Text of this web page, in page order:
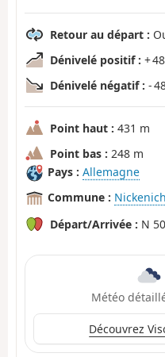
Retour au départ :
Dénivelé positif : +
Dénivelé négatif : -
Point haut : 431 m
Point bas : 248 m
Pays : Allemagne
Commune : Nickenich
Départ/Arrivée : N
Météo
Découvrez